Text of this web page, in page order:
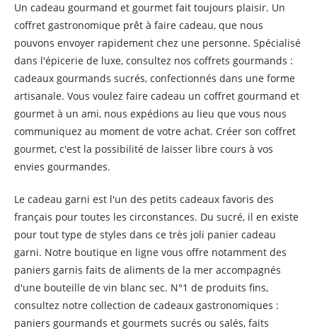
Un cadeau gourmand et gourmet fait toujours plaisir. Un
coffret gastronomique prêt à faire cadeau, que nous
pouvons envoyer rapidement chez une personne. Spécialisé
dans l'épicerie de luxe, consultez nos coffrets gourmands :
cadeaux gourmands sucrés, confectionnés dans une forme
artisanale. Vous voulez faire cadeau un coffret gourmand et
gourmet à un ami, nous expédions au lieu que vous nous
communiquez au moment de votre achat. Créer son coffret
gourmet, c'est la possibilité de laisser libre cours à vos
envies gourmandes.
Le cadeau garni est l'un des petits cadeaux favoris des
français pour toutes les circonstances. Du sucré, il en existe
pour tout type de styles dans ce très joli panier cadeau
garni. Notre boutique en ligne vous offre notamment des
paniers garnis faits de aliments de la mer accompagnés
d'une bouteille de vin blanc sec. N°1 de produits fins,
consultez notre collection de cadeaux gastronomiques :
paniers gourmands et gourmets sucrés ou salés, faits